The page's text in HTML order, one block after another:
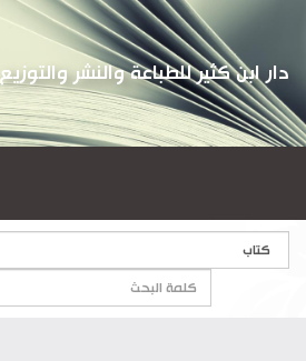
دار ابن كثير للطباعة والنشر والتوزيع